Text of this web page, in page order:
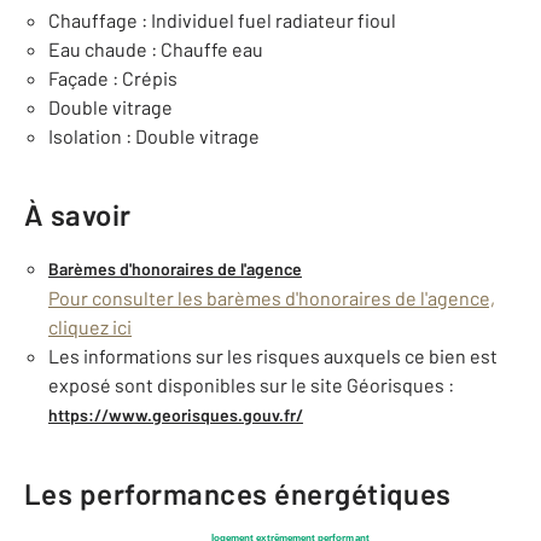
Chauffage : Individuel fuel radiateur fioul
Eau chaude : Chauffe eau
Façade : Crépis
Double vitrage
Isolation : Double vitrage
À savoir
Barèmes d'honoraires de l'agence
Pour consulter les barèmes d'honoraires de l'agence,
cliquez ici
Les informations sur les risques auxquels ce bien est
exposé sont disponibles sur le site Géorisques :
https://www.georisques.gouv.fr/
Les performances énergétiques
logement extrêmement performant